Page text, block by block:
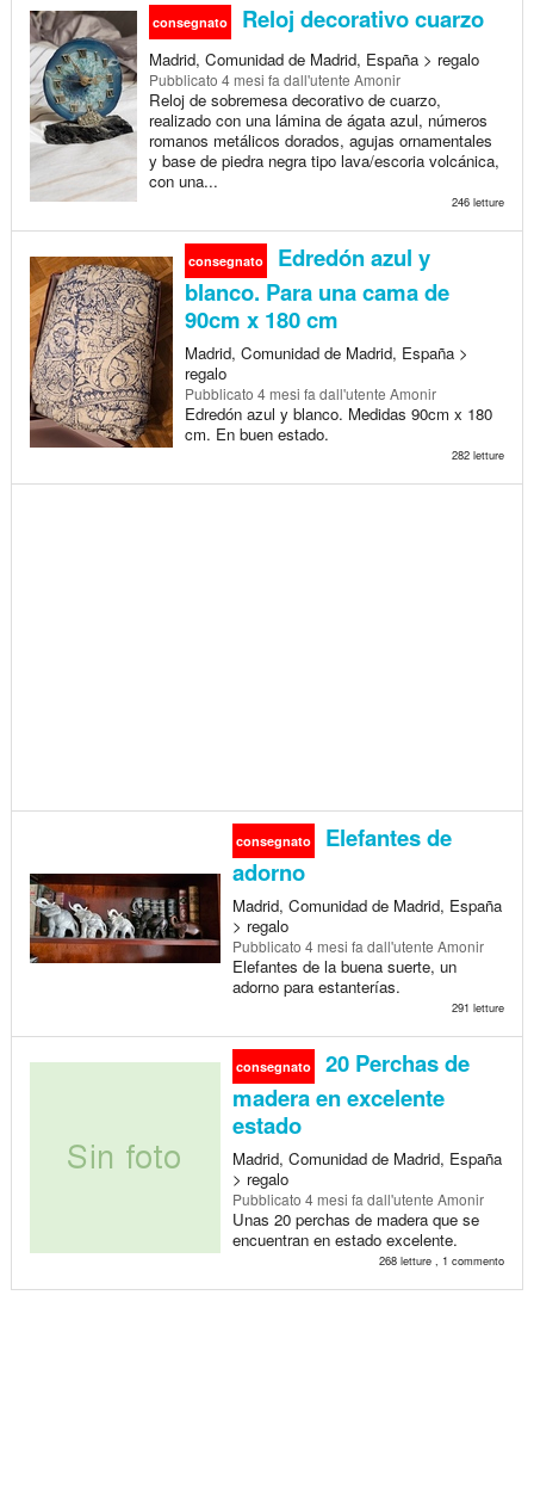
consegnato Reloj decorativo cuarzo
Madrid, Comunidad de Madrid, España > regalo
Pubblicato 4 mesi fa dall'utente Amonir
Reloj de sobremesa decorativo de cuarzo,
realizado con una lámina de ágata azul, números
romanos metálicos dorados, agujas ornamentales
y base de piedra negra tipo lava/escoria volcánica,
con una...
246 letture
consegnato
Edredón azul y
blanco. Para una cama de
90cm x 180 cm
Madrid, Comunidad de Madrid, España >
regalo
Pubblicato 4 mesi fa dall'utente Amonir
Edredón azul y blanco. Medidas 90cm x 180
cm. En buen estado.
282 letture
consegnato
Elefantes de
adorno
Madrid, Comunidad de Madrid, España
> regalo
Pubblicato 4 mesi fa dall'utente Amonir
Elefantes de la buena suerte, un
adorno para estanterías.
291 letture
consegnato
20 Perchas de
madera en excelente
estado
Madrid, Comunidad de Madrid, España
> regalo
Pubblicato 4 mesi fa dall'utente Amonir
Unas 20 perchas de madera que se
encuentran en estado excelente.
268 letture , 1 commento